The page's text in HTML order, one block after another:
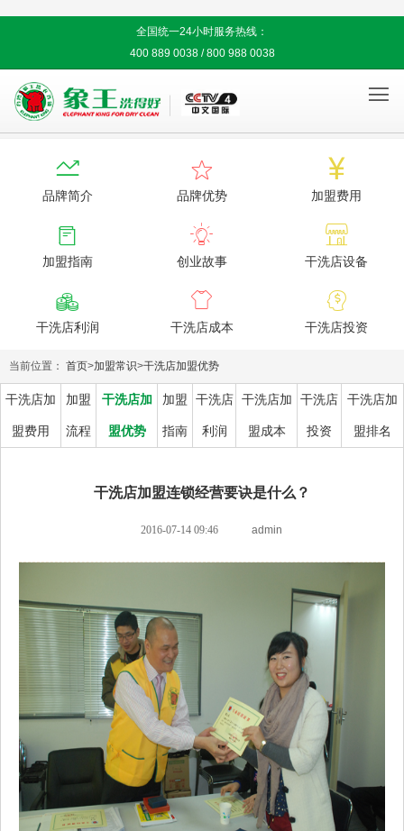
全国统一24小时服务热线：
400 889 0038 / 800 988 0038


品牌简介

品牌优势

加盟费用

加盟指南

创业故事

干洗店设备

干洗店利润

干洗店成本

干洗店投资
当前位置： 首页>加盟常识>干洗店加盟优势
干洗店加
盟费用
加盟
流程
干洗店加
盟优势
加盟
指南
干洗店
利润
干洗店加
盟成本
干洗店
投资
干洗店加
盟排名
干洗店加盟连锁经营要诀是什么？
2016-07-14 09:46 admin